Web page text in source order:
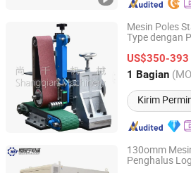
Mesin Poles
Type dengan
US$350-393
1 Bagian
Kirim
Xingtai Shangqian Machinery
Hebei, China Harga
130omm
Penghalus
Qingdao Hengshengyu Machinery